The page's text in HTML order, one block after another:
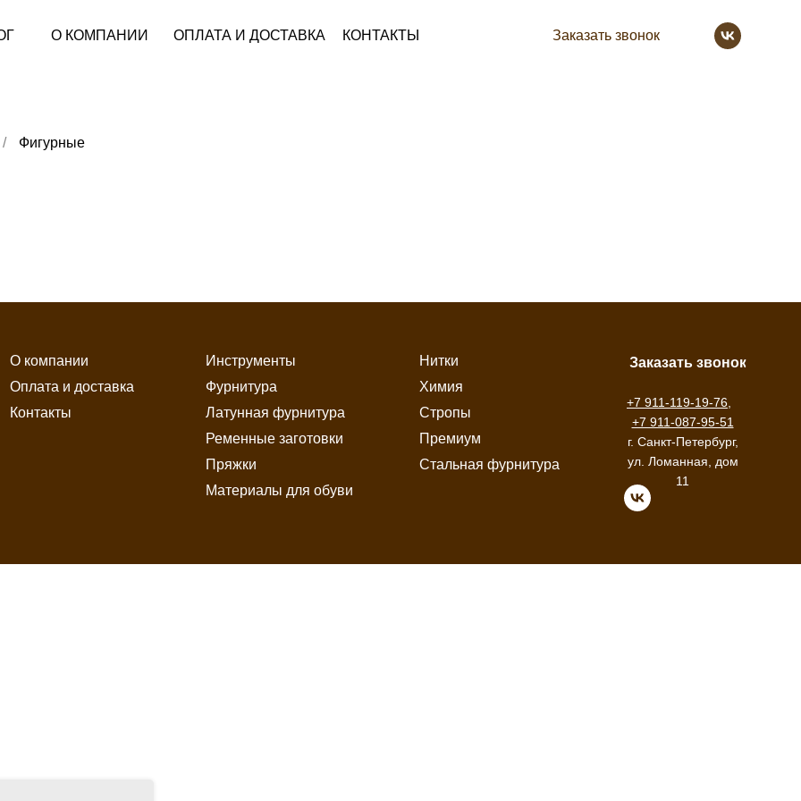
О КОМПАНИИ ОПЛАТА И ДОСТАВКА КОНТАКТЫ Заказать звонок
/ Фигурные
О компании
Оплата и доставка
Контакты
Инструменты
Фурнитура
Латунная фурнитура
Ременные заготовки
Материалы для обуви
Пряжки
Нитки
Химия
Стропы
Премиум
Стальная фурнитура
Заказать звонок
+7 911-119-19-76
+7 911-087-95-51
г. Санкт-Петербург,
ул. Ломанная, дом
11